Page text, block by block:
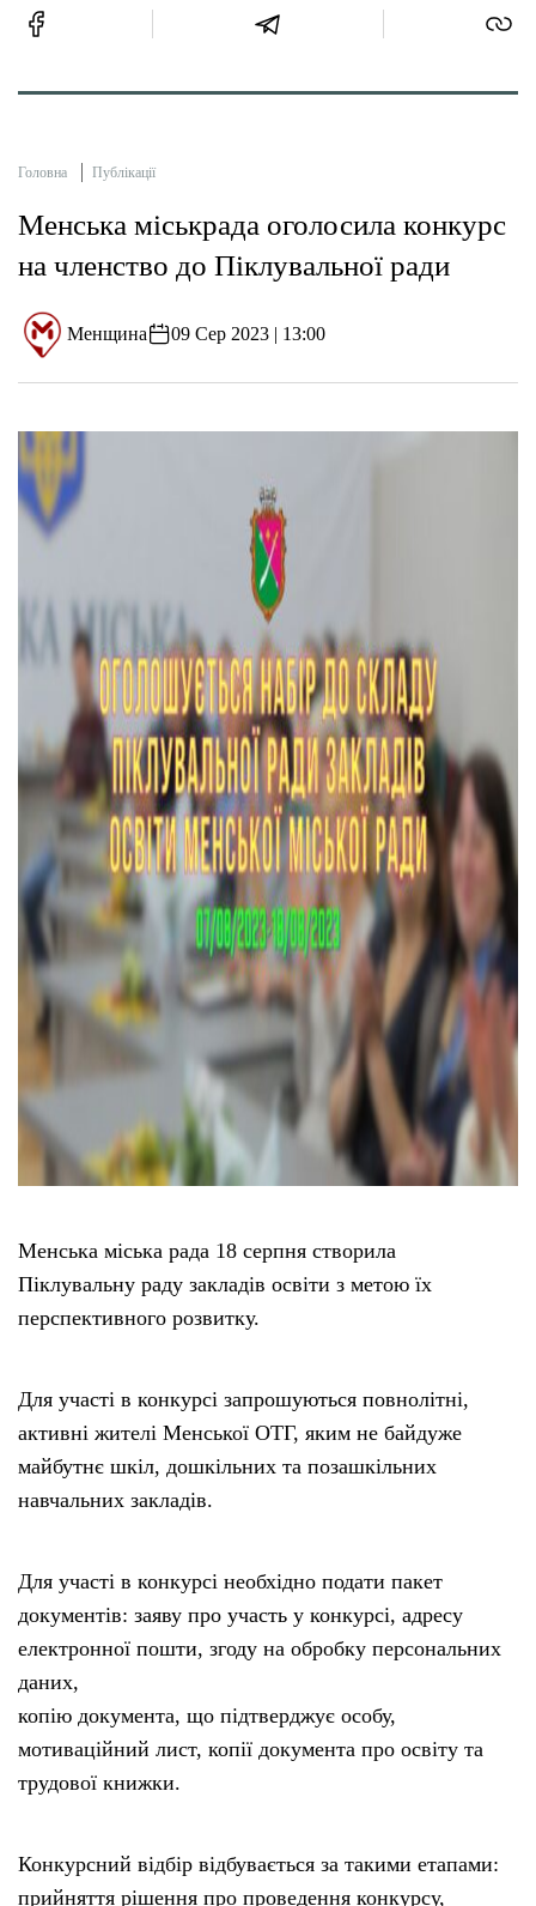
Головна Публікації
Менська міськрада оголосила конкурс
на членство до Піклувальної ради
Менщина 09 Сер 2023 | 13:00
Менська міська рада 18 серпня створила
Піклувальну раду закладів освіти з метою їх
перспективного розвитку.
Для участі в конкурсі запрошуються повнолітні,
активні жителі Менської ОТГ, яким не байдуже
майбутнє шкіл, дошкільних та позашкільних
навчальних закладів.
Для участі в конкурсі необхідно подати пакет
документів: заяву про участь у конкурсі, адресу
електронної пошти, згоду на обробку персональних
даних,
копію документа, що підтверджує особу,
мотиваційний лист, копії документа про освіту та
трудової книжки.
Конкурсний відбір відбувається за такими етапами:
прийняття рішення про проведення конкурсу,